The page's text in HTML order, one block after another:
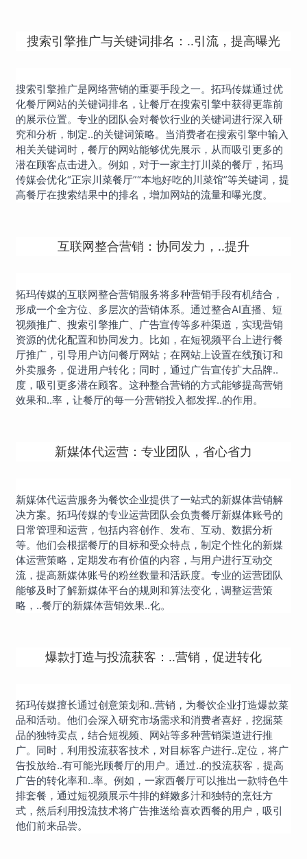
搜索引擎推广与关键词排名：..引流，提高曝光
搜索引擎推广是网络营销的重要手段之一。拓玛传媒通过优
化餐厅网站的关键词排名，让餐厅在搜索引擎中获得更靠前
的展示位置。专业的团队会对餐饮行业的关键词进行深入研
究和分析，制定..的关键词策略。当消费者在搜索引擎中输入
相关关键词时，餐厅的网站能够优先展示，从而吸引更多的
潜在顾客点击进入。例如，对于一家主打川菜的餐厅，拓玛
传媒会优化“正宗川菜餐厅”“本地好吃的川菜馆”等关键词，提
高餐厅在搜索结果中的排名，增加网站的流量和曝光度。
互联网整合营销：协同发力，..提升
拓玛传媒的互联网整合营销服务将多种营销手段有机结合，
形成一个全方位、多层次的营销体系。通过整合AI直播、短
视频推广、搜索引擎推广、广告宣传等多种渠道，实现营销
资源的优化配置和协同发力。比如，在短视频平台上进行餐
厅推广，引导用户访问餐厅网站；在网站上设置在线预订和
外卖服务，促进用户转化；同时，通过广告宣传扩大品牌..
度，吸引更多潜在顾客。这种整合营销的方式能够提高营销
效果和..率，让餐厅的每一分营销投入都发挥..的作用。
新媒体代运营：专业团队，省心省力
新媒体代运营服务为餐饮企业提供了一站式的新媒体营销解
决方案。拓玛传媒的专业运营团队会负责餐厅新媒体账号的
日常管理和运营，包括内容创作、发布、互动、数据分析
等。他们会根据餐厅的目标和受众特点，制定个性化的新媒
体运营策略，定期发布有价值的内容，与用户进行互动交
流，提高新媒体账号的粉丝数量和活跃度。专业的运营团队
能够及时了解新媒体平台的规则和算法变化，调整运营策
略，..餐厅的新媒体营销效果..化。
爆款打造与投流获客：..营销，促进转化
拓玛传媒擅长通过创意策划和..营销，为餐饮企业打造爆款菜
品和活动。他们会深入研究市场需求和消费者喜好，挖掘菜
品的独特卖点，结合短视频、网站等多种营销渠道进行推
广。同时，利用投流获客技术，对目标客户进行..定位，将广
告投放给..有可能光顾餐厅的用户。通过..的投流获客，提高
广告的转化率和..率。例如，一家西餐厅可以推出一款特色牛
排套餐，通过短视频展示牛排的鲜嫩多汁和独特的烹饪方
式，然后利用投流技术将广告推送给喜欢西餐的用户，吸引
他们前来品尝。